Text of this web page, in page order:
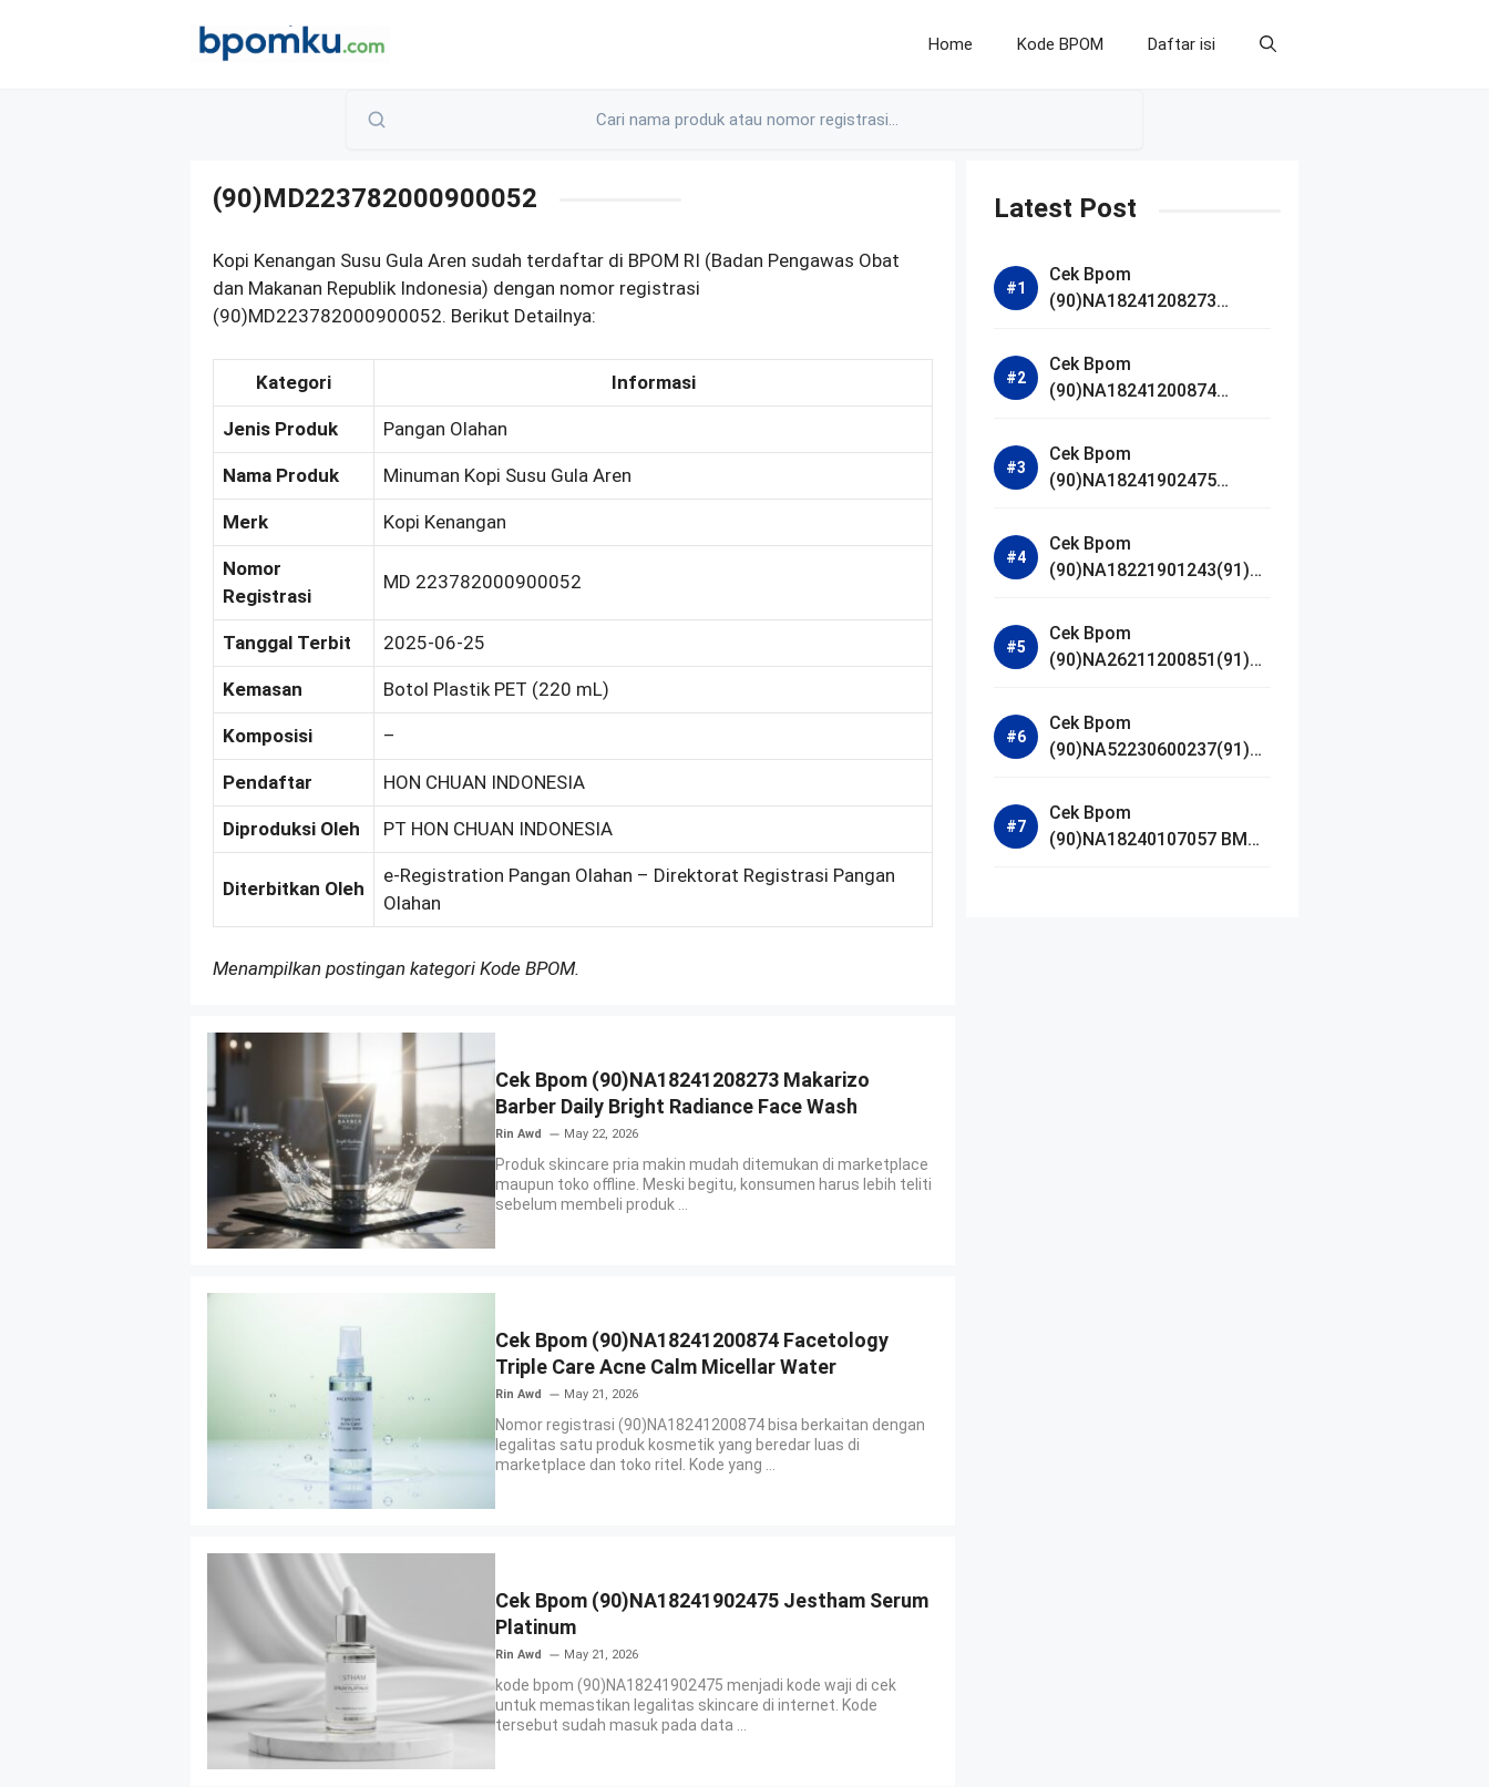
Home Kode BPOM Daftar isi
(90)MD223782000900052
Kopi Kenangan Susu Gula Aren sudah terdaftar di BPOM RI (Badan Pengawas Obat
dan Makanan Republik Indonesia) dengan nomor registrasi
(90)MD223782000900052. Berikut Detailnya:
Kategori Informasi
Jenis Produk Pangan Olahan
Nama Produk Minuman Kopi Susu Gula Aren
Merk Kopi Kenangan
Nomor
Registrasi
MD 223782000900052
Tanggal Terbit 2025-06-25
Kemasan Botol Plastik PET (220 mL)
Komposisi –
Pendaftar HON CHUAN INDONESIA
Diproduksi Oleh PT HON CHUAN INDONESIA
Diterbitkan Oleh
e-Registration Pangan Olahan – Direktorat Registrasi Pangan
Olahan
Menampilkan postingan kategori Kode BPOM.
Cek Bpom (90)NA18241208273 Makarizo
Barber Daily Bright Radiance Face Wash
Rin Awd May 22, 2026
Produk skincare pria makin mudah ditemukan di marketplace
maupun toko offline. Meski begitu, konsumen harus lebih teliti
sebelum membeli produk ...
Cek Bpom (90)NA18241200874 Facetology
Triple Care Acne Calm Micellar Water
Rin Awd May 21, 2026
Nomor registrasi (90)NA18241200874 bisa berkaitan dengan
legalitas satu produk kosmetik yang beredar luas di
marketplace dan toko ritel. Kode yang ...
Cek Bpom (90)NA18241902475 Jestham Serum
Platinum
Rin Awd May 21, 2026
kode bpom (90)NA18241902475 menjadi kode waji di cek
untuk memastikan legalitas skincare di internet. Kode
tersebut sudah masuk pada data ...
Latest Post
Cek Bpom
(90)NA18241208273
Bright Radiance Face
Wash
Cek Bpom
(90)NA18241200874
Acne Calm Micellar Water
Cek Bpom
(90)NA18241902475
Cek Bpom
(90)NA18221901243(91)25
Serum
Cek Bpom
(90)NA26211200851(91)24
Madagascar Centella
Ampoule Foam
Cek Bpom
(90)NA52230600237(91)09
De Parfum
Cek Bpom
(90)NA18240107057 BMG